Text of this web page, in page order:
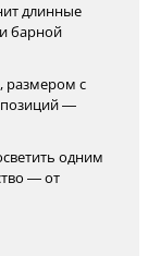
длинные
барной
размером с
—
одним
— от